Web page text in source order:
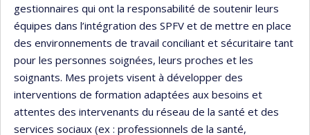
gestionnaires qui ont la responsabilité de soutenir leurs
équipes dans l’intégration des SPFV et de mettre en place
des environnements de travail conciliant et sécuritaire tant
pour les personnes soignées, leurs proches et les
soignants. Mes projets visent à développer des
interventions de formation adaptées aux besoins et
attentes des intervenants du réseau de la santé et des
services sociaux (ex : professionnels de la santé,